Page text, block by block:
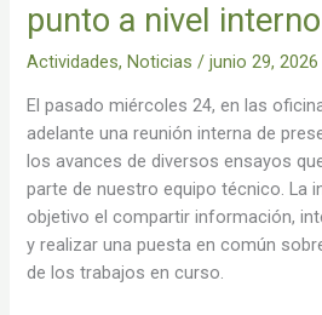
punto a nivel interno
Actividades,Noticias /junio 29, 2026
El pasado miércoles 24, en las
adelante una reunión interna de
los avances de diversos ensayos
parte de nuestro equipo técnico. La
objetivo el compartir información,
y realizar una puesta en común
de los trabajos en curso.